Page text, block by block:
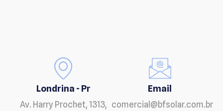
Londrina - Pr
Av. Harry Prochet, 1313,
Email
comercial@bfsolar.com.br